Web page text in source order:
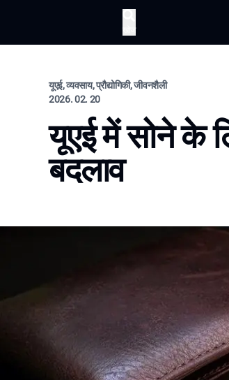
यूएई, व्यवसाय, प्रौद्योगिकी, जीवनशैली
2026. 02. 20
यूएई में सोने के
बदलाव